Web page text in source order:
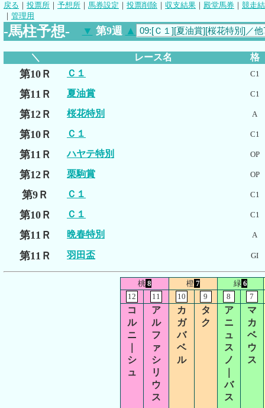
戻る ｜ 投票所 ｜ 予想所 ｜ 馬券設定 ｜ 投票削除 ｜ 収支結果 ｜ 殿堂馬券 ｜ 競走
｜ 管理用
-馬柱予想- ▼ 第9週 ▲
＼ レース名 格
第10Ｒ Ｃ１ C1
第11Ｒ 夏油賞 C1
第12Ｒ 桜花特別 A
第10Ｒ Ｃ１ C1
第11Ｒ ハヤテ特別 OP
第12Ｒ 栗駒賞 OP
第9Ｒ Ｃ１ C1
第10Ｒ Ｃ１ C1
第11Ｒ 晩春特別 A
第11Ｒ 羽田盃 GI
桃8 橙 7 緑6
12
11 10 9 8 7
コ
ル
ニ
シ
ュ
ア
ル
フ
ァ
シ
リ
ウ
ス
カ
ガ
バ
ベ
ル
タ
ク
ア
ニ
ュ
ス
ノ
バ
ス
マ
カ
ベ
ウ
ス